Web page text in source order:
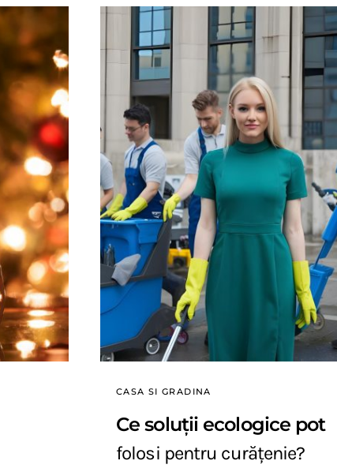
CASA SI GRADINA
Ce soluții ecologice pot
folosi pentru curățenie?